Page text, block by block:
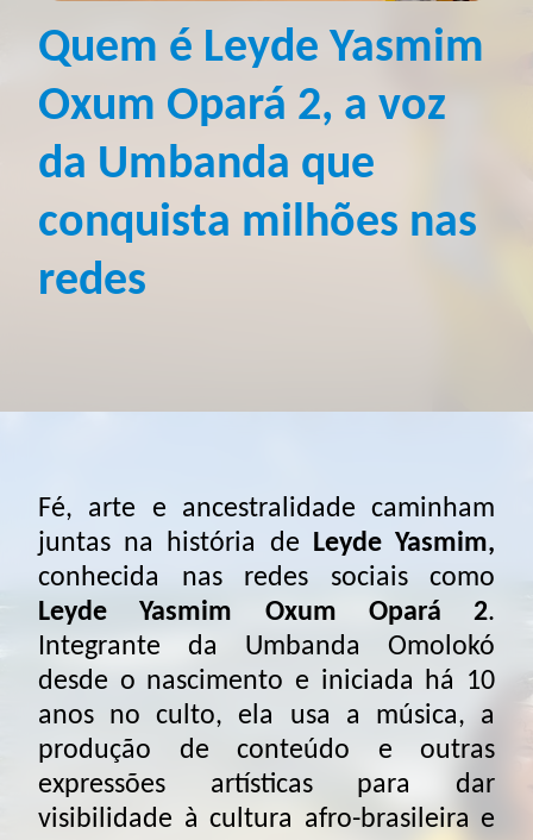
Quem é Leyde Yasmim
Oxum Opará 2, a voz
da Umbanda que
conquista milhões nas
redes